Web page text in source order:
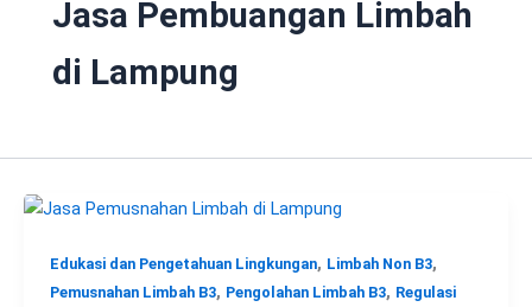
Jasa Pembuangan Limbah
di Lampung
Edukasi dan Pengetahuan Lingkungan, Limbah Non B3,
Pemusnahan Limbah B3, Pengolahan Limbah B3, Regulasi